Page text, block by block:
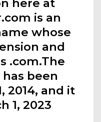
here at
is an
whose
and
.com.The
been
2014, and it
1, 2023